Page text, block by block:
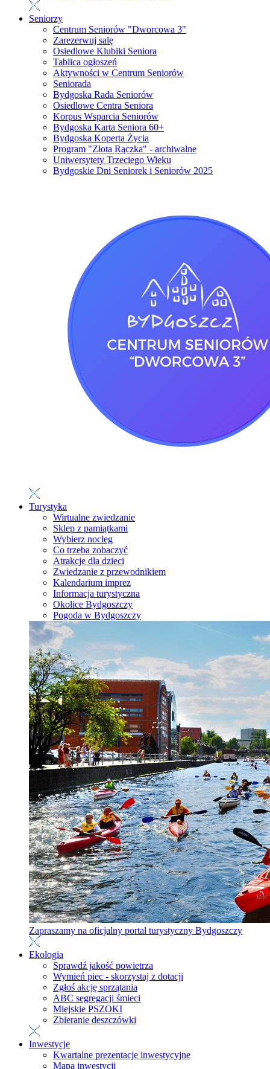
Seniorzy
Centrum Seniorów "Dworcowa 3"
Zarezerwuj salę
Osiedlowe Klubiki Seniora
Tablica ogłoszeń
Aktywności w Centrum Seniorów
Seniorada
Bydgoska Rada Seniorów
Osiedlowe Centra Seniora
Korpus Wsparcia Seniorów
Bydgoska Karta Seniora 60+
Bydgoska Koperta Życia
Program "Złota Rączka" - archiwalne
Uniwersytety Trzeciego Wieku
Bydgoskie Dni Seniorek i Seniorów 2025
Turystyka
Wirtualne zwiedzanie
Sklep z pamiątkami
Wybierz nocleg
Co trzeba zobaczyć
Atrakcje dla dzieci
Zwiedzanie z przewodnikiem
Kalendarium imprez
Informacja turystyczna
Okolice Bydgoszczy
Pogoda w Bydgoszczy
Zapraszamy na oficjalny portal turystyczny Bydgoszczy
Ekologia
Sprawdź jakość powietrza
Wymień piec - skorzystaj z dotacji
Zgłoś akcję sprzątania
ABC segregacji śmieci
Miejskie PSZOKI
Zbieranie deszczówki
Inwestycje
Kwartalne prezentacje inwestycyjne
Mapa inwestycji